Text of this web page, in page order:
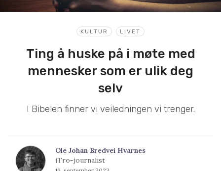
KULTUR LIVET
Ting å huske på i møte med
mennesker som er ulik deg
selv
I Bibelen finner vi veiledningen vi trenger.
Ole Johan Bredvei Hvarnes
iTro-journalist